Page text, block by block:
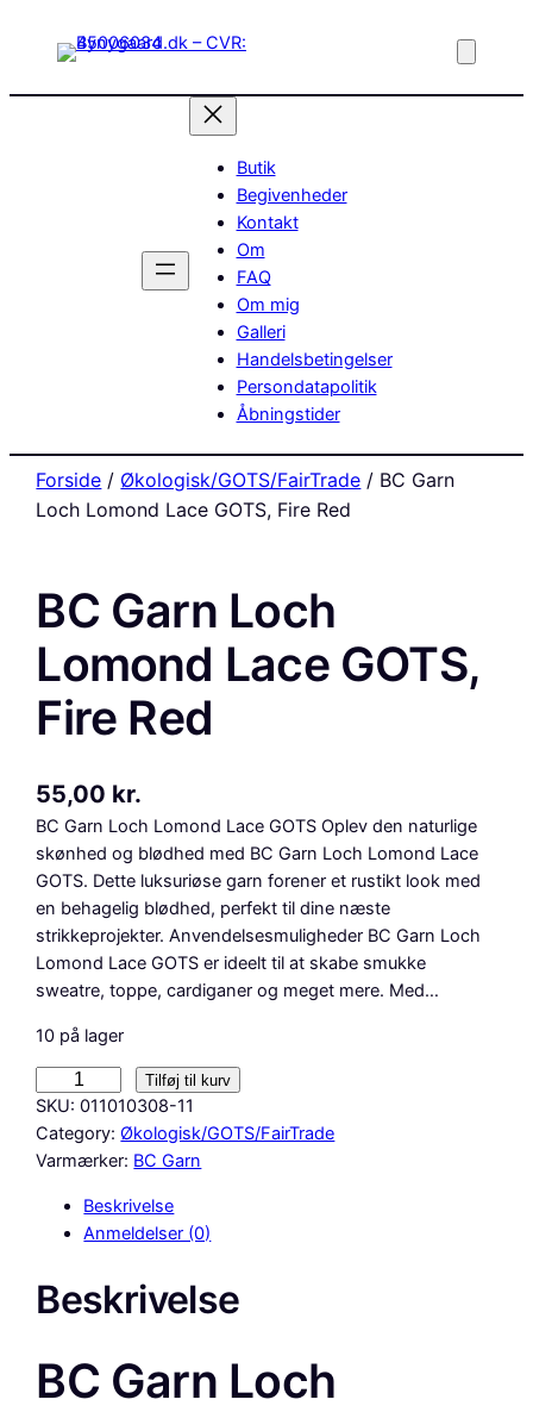
Butik
Begivenheder
Kontakt
Om
FAQ
Om mig
Galleri
Handelsbetingelser
Persondatapolitik
Åbningstider
Forside / Økologisk/GOTS/FairTrade / BC Garn
Loch Lomond Lace GOTS, Fire Red
BC Garn Loch
Lomond Lace GOTS,
Fire Red
55,00 kr.
BC Garn Loch Lomond Lace GOTS Oplev den naturlige
skønhed og blødhed med BC Garn Loch Lomond Lace
GOTS. Dette luksuriøse garn forener et rustikt look med
en behagelig blødhed, perfekt til dine næste
strikkeprojekter. Anvendelsesmuligheder BC Garn Loch
Lomond Lace GOTS er ideelt til at skabe smukke
sweatre, toppe, cardiganer og meget mere. Med…
10 på lager
C
G
a
c
o
Tilføj til kurv
SKU: 011010308-11
Category:Økologisk/GOTS/FairTrade
Varmærker: BC Garn
Beskrivelse
Anmeldelser (0)
Beskrivelse
BC Garn Loch